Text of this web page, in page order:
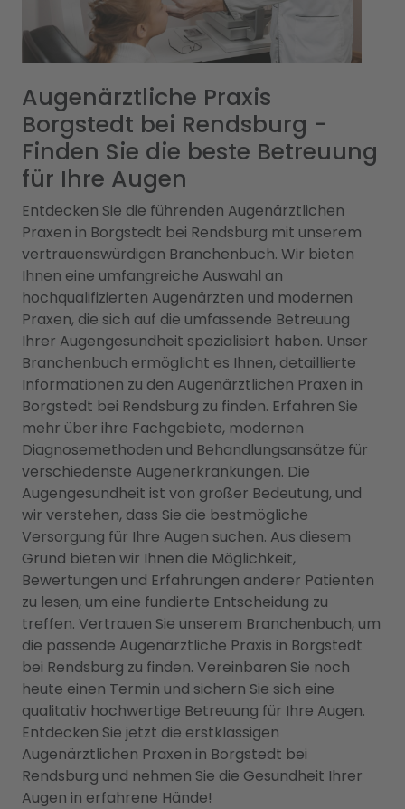
Augenärztliche Praxis
Borgstedt bei Rendsburg -
Finden Sie die beste Betreuung
für Ihre Augen
Entdecken Sie die führenden Augenärztlichen
Praxen in Borgstedt bei Rendsburg mit unserem
vertrauenswürdigen Branchenbuch. Wir bieten
Ihnen eine umfangreiche Auswahl an
hochqualifizierten Augenärzten und modernen
Praxen, die sich auf die umfassende Betreuung
Ihrer Augengesundheit spezialisiert haben. Unser
Branchenbuch ermöglicht es Ihnen, detaillierte
Informationen zu den Augenärztlichen Praxen in
Borgstedt bei Rendsburg zu finden. Erfahren Sie
mehr über ihre Fachgebiete, modernen
Diagnosemethoden und Behandlungsansätze für
verschiedenste Augenerkrankungen. Die
Augengesundheit ist von großer Bedeutung, und
wir verstehen, dass Sie die bestmögliche
Versorgung für Ihre Augen suchen. Aus diesem
Grund bieten wir Ihnen die Möglichkeit,
Bewertungen und Erfahrungen anderer Patienten
zu lesen, um eine fundierte Entscheidung zu
treffen. Vertrauen Sie unserem Branchenbuch, um
die passende Augenärztliche Praxis in Borgstedt
bei Rendsburg zu finden. Vereinbaren Sie noch
heute einen Termin und sichern Sie sich eine
qualitativ hochwertige Betreuung für Ihre Augen.
Entdecken Sie jetzt die erstklassigen
Augenärztlichen Praxen in Borgstedt bei
Rendsburg und nehmen Sie die Gesundheit Ihrer
Augen in erfahrene Hände!